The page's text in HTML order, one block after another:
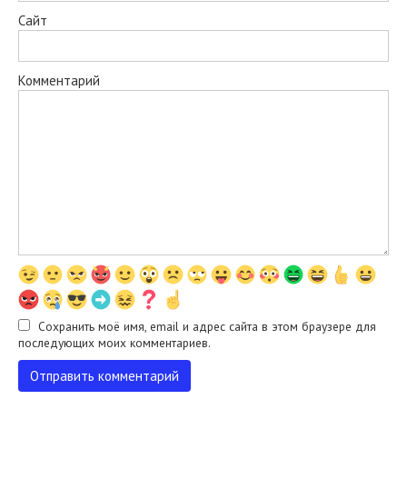
Сайт
Комментарий
Сохранить моё имя, email и адрес сайта в этом браузере для
последующих моих комментариев.